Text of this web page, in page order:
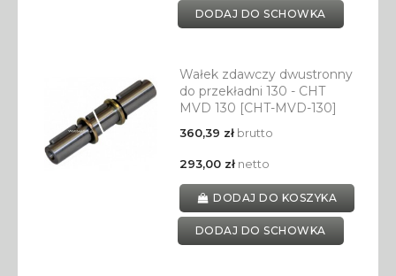
DODAJ DO SCHOWKA
Wałek zdawczy dwustronny
do przekładni 130 - CHT
MVD 130 [CHT-MVD-130]
360,39 złbrutto
293,00 złnetto
DODAJ DO KOSZYKA
DODAJ DO SCHOWKA